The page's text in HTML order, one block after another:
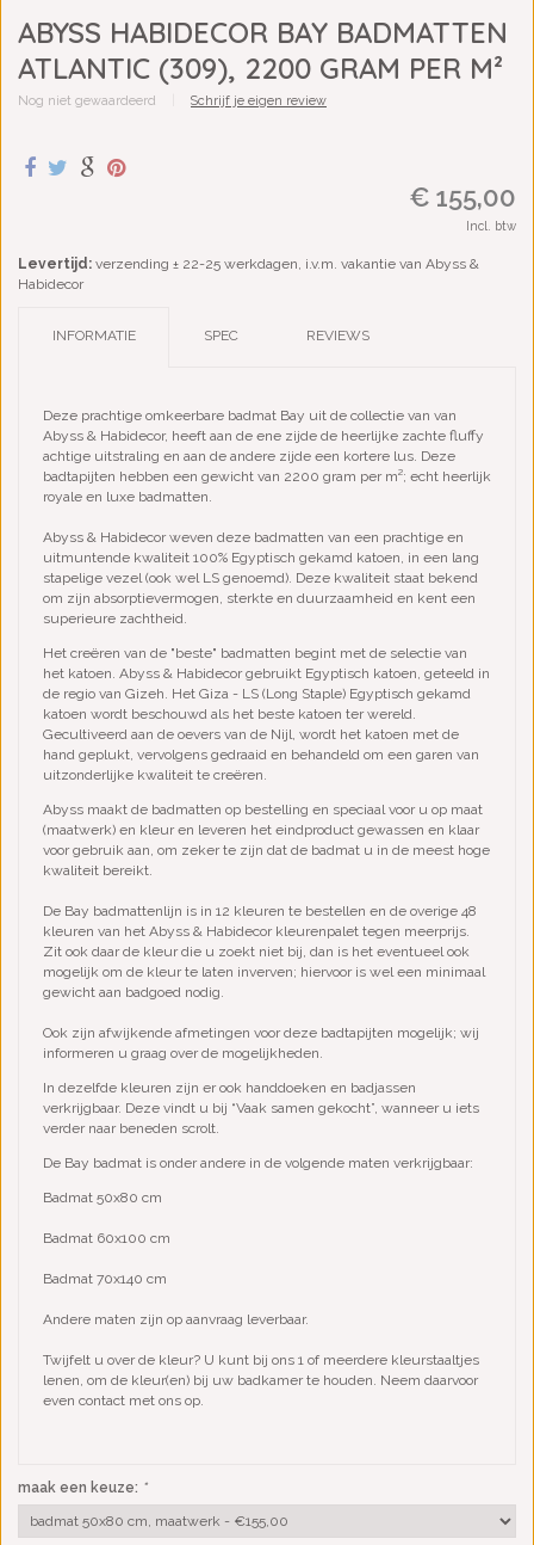
ABYSS HABIDECOR BAY BADMATTEN
ATLANTIC (309), 2200 GRAM PER M²
Nog niet gewaardeerd Schrijf je eigen review
€ 155,00
Incl. btw
Levertijd: verzending ± 22-25 werkdagen, i.v.m. vakantie van Abyss &
Habidecor
INFORMATIE SPEC REVIEWS
Deze prachtige omkeerbare badmat Bay uit de collectie van van
Abyss & Habidecor, heeft aan de ene zijde de heerlijke zachte fluffy
achtige uitstraling en aan de andere zijde een kortere lus. Deze
badtapijten hebben een gewicht van 2200 gram per m²; echt heerlijk
royale en luxe badmatten.
Abyss & Habidecor weven deze badmatten van een prachtige en
uitmuntende kwaliteit 100% Egyptisch gekamd katoen, in een lang
stapelige vezel (ook wel LS genoemd). Deze kwaliteit staat bekend
om zijn absorptievermogen, sterkte en duurzaamheid en kent een
superieure zachtheid.
Het creëren van de "beste" badmatten begint met de selectie van
het katoen. Abyss & Habidecor gebruikt Egyptisch katoen, geteeld in
de regio van Gizeh. Het Giza - LS (Long Staple) Egyptisch gekamd
katoen wordt beschouwd als het beste katoen ter wereld.
Gecultiveerd aan de oevers van de Nijl, wordt het katoen met de
hand geplukt, vervolgens gedraaid en behandeld om een garen van
uitzonderlijke kwaliteit te creëren.
Abyss maakt de badmatten op bestelling en speciaal voor u op maat
(maatwerk) en kleur en leveren het eindproduct gewassen en klaar
voor gebruik aan, om zeker te zijn dat de badmat u in de meest hoge
kwaliteit bereikt.
De Bay badmattenlijn is in 12 kleuren te bestellen en de overige 48
kleuren van het Abyss & Habidecor kleurenpalet tegen meerprijs.
Zit ook daar de kleur die u zoekt niet bij, dan is het eventueel ook
mogelijk om de kleur te laten inverven; hiervoor is wel een minimaal
gewicht aan badgoed nodig.
Ook zijn afwijkende afmetingen voor deze badtapijten mogelijk; wij
informeren u graag over de mogelijkheden.
In dezelfde kleuren zijn er ook handdoeken en badjassen
verkrijgbaar. Deze vindt u bij “Vaak samen gekocht”, wanneer u iets
verder naar beneden scrolt.
De Bay badmat is onder andere in de volgende maten verkrijgbaar:
Badmat 50x80 cm
Badmat 60x100 cm
Badmat 70x140 cm
Andere maten zijn op aanvraag leverbaar.
Twijfelt u over de kleur? U kunt bij ons 1 of meerdere kleurstaaltjes
lenen, om de kleur(en) bij uw badkamer te houden. Neem daarvoor
even contact met ons op.
maak een keuze: *